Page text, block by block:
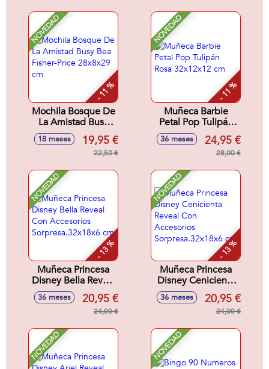
NOVEDAD
- 11 %
Mochila Bosque De
La Amistad Busy
Bea Fisher-Price
28x8x29 cm
18 meses 19,95 €
22,50 €
NOVEDAD
- 11 %
Muñeca Barbie
Petal Pop Tulipán
Rosa 32x12x12 cm
36 meses 24,95 €
28,00 €
NOVEDAD
- 13 %
Muñeca Princesa
Disney Bella Reveal
Con Accesorios
Sorpresa.32x18x6
36 meses 20,95 €
24,00 €
NOVEDAD
- 13 %
Muñeca Princesa
Disney Cenicienta
Reveal Con
Accesorios
Sorpresa.32x18x6
36 meses 20,95 €
24,00 €
NOVEDAD NOVEDAD